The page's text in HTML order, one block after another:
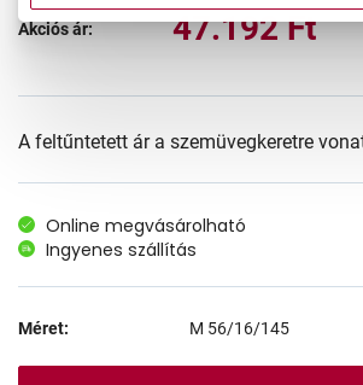
Akciós ár: 47.192 Ft
A feltűntetett ár a szemüvegkeretre
Online megvásárolható
Ingyenes szállítás
Méret: M 56/16/145